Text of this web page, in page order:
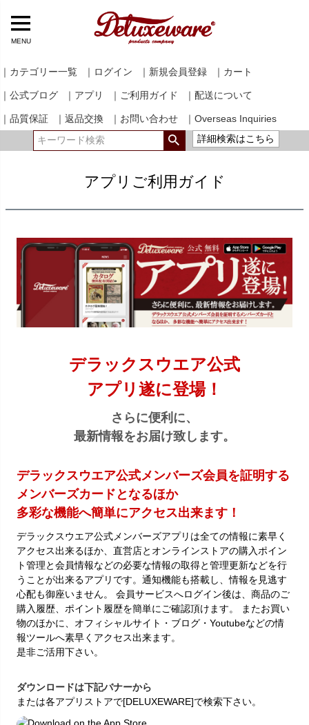
MENU
｜カテゴリー一覧 ｜ログイン ｜新規会員登録 ｜カート
｜公式ブログ ｜アプリ ｜ご利用ガイド ｜配送について
｜品質保証 ｜返品交換 ｜お問い合わせ
｜Overseas Inquiries
詳細検索はこちら
アプリご利用ガイド
デラックスウエア公式
アプリ遂に登場！
さらに便利に、
最新情報をお届け致します。
デラックスウエア公式メンバーズ会員を証明する
メンバーズカードとなるほか
多彩な機能へ簡単にアクセス出来ます！
デラックスウエア公式メンバーズアプリは全ての情報に素早く
アクセス出来るほか、直営店とオンラインストアの購入ポイン
ト管理と会員情報などの必要な情報の取得と管理更新などを行
うことが出来るアプリです。通知機能も搭載し、情報を見逃す
心配も御座いません。 会員サービスへログイン後は、商品のご
購入履歴、ポイント履歴を簡単にご確認頂けます。 またお買い
物のほかに、オフィシャルサイト・ブログ・Youtubeなどの情
報ツールへ素早くアクセス出来ます。
是非ご活用下さい。
ダウンロードは下記バナーから
または各アプリストアで[DELUXEWARE]で検索下さい。